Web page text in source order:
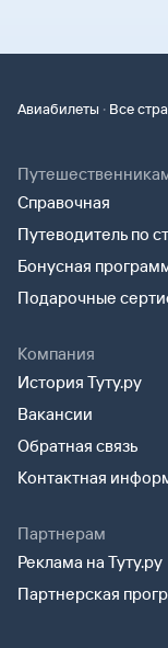
Авиабилеты · Все
Справочная
Путеводитель по
Бонусная
Подарочные
Компания
История Туту.ру
Вакансии
Обратная связь
Контактная
Партнерам
Реклама на Туту.ру
Партнерская